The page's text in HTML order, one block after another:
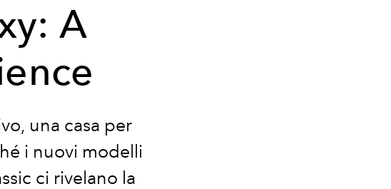
A
una casa per
i nuovi modelli
ci rivelano la